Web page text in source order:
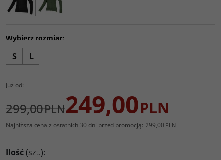
Wybierz rozmiar:
S L
Już od:
299,00PLN249,00PLN
Najniższa cena z ostatnich 30 dni przed promocją: 299,00 PLN
Ilość(szt.):